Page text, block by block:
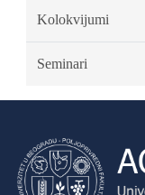
Kolokvijumi
Seminari